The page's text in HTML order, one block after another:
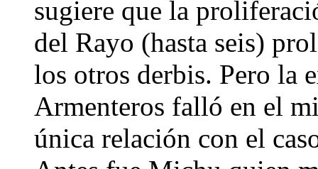
sugiere que la
del Rayo (hasta seis)
los otros derbis. Pero la
Armenteros falló en el
única relación con el